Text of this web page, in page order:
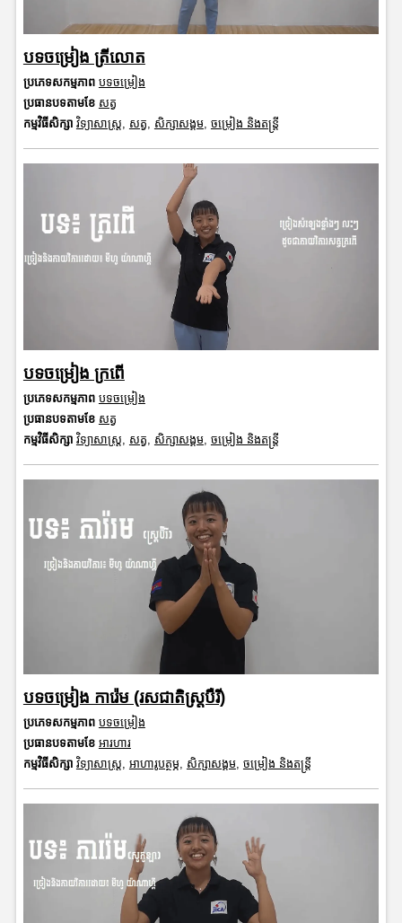
បទចម្រៀង ត្រីលោត
ប្រភេទសកម្មភាព បទចម្រៀង
ប្រធានបទតាមខែ សត្វ
កម្មវិធីសិក្សា វិទ្យាសាស្រ្ត, សត្វ, សិក្សាសង្គម, ចម្រៀង និងតន្ត្រី
បទចម្រៀង ក្រពើ
ប្រភេទសកម្មភាព បទចម្រៀង
ប្រធានបទតាមខែ សត្វ
កម្មវិធីសិក្សា វិទ្យាសាស្រ្ត សត្វ សិក្សាសង្គម, ចម្រៀង និងតន្ត្រី
បទចម្រៀង ការ៉េម (រសជាតិស្ត្របឺរី)
ប្រភេទសកម្មភាព បទចម្រៀង
ប្រធានបទតាមខែ អារហារ
កម្មវិធីសិក្សា វិទ្យាសាស្រ្ត អាហារូបត្ថម្ភ, សិក្សាសង្គម, ចម្រៀង និងតន្ត្រី